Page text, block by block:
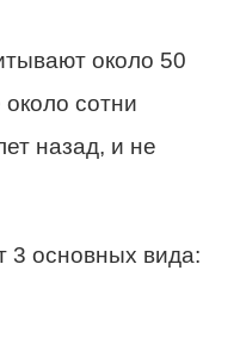
около 50
сотни
назад, и не
3 основных вида: